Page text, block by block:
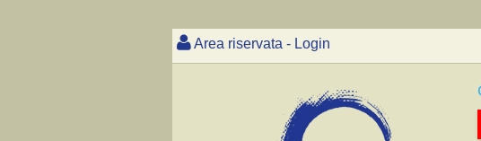
Area riservata - Login